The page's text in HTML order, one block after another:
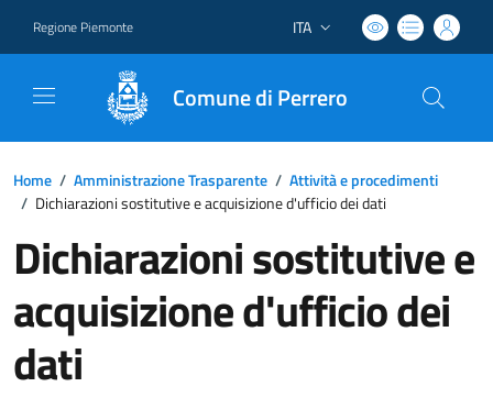
Regione Piemonte Lingua attiva:
ITA
Comune di Perrero
Home / Amministrazione Trasparente / Attività e procedimenti
/ Dichiarazioni sostitutive e acquisizione d'ufficio dei dati
Dichiarazioni sostitutive e
acquisizione d'ufficio dei
dati